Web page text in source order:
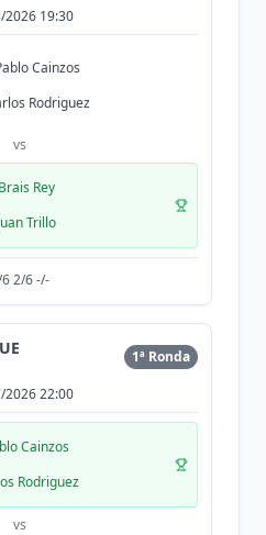
2026 19:30
Cainzos
Rodriguez
vs
Brais Rey
Trillo
2/6 -/-
1ª Ronda
2026 22:00
Cainzos
Rodriguez
vs